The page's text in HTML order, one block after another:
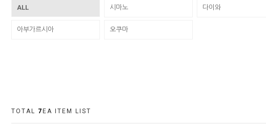
ALL 시마노 다이와
아부가르시아 오쿠마
TOTAL 7 EA ITEM LIST